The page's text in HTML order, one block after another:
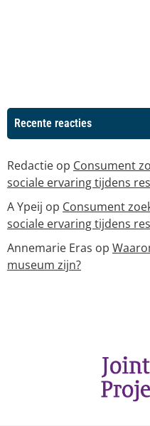
Recente reacties
Redactie op Consument
sociale ervaring tijdens
A Ypeij op Consument
sociale ervaring tijdens
Annemarie Eras op
museum zijn?